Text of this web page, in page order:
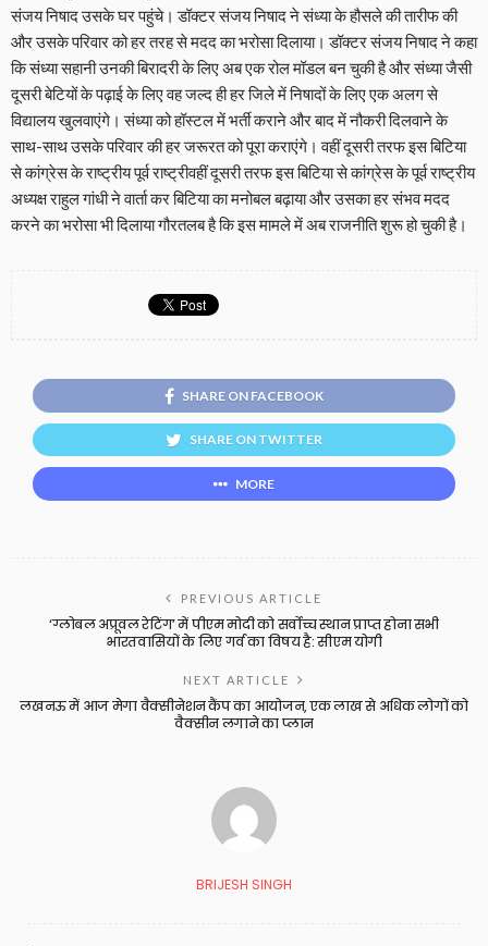
संजय निषाद उसके घर पहुंचे। डॉक्टर संजय निषाद ने संध्या के हौसले की तारीफ की
और उसके परिवार को हर तरह से मदद का भरोसा दिलाया। डॉक्टर संजय निषाद ने कहा
कि संध्या सहानी उनकी बिरादरी के लिए अब एक रोल मॉडल बन चुकी है और संध्या जैसी
दूसरी बेटियों के पढ़ाई के लिए वह जल्द ही हर जिले में निषादों के लिए एक अलग से
विद्यालय खुलवाएंगे। संध्या को हॉस्टल में भर्ती कराने और बाद में नौकरी दिलवाने के
साथ-साथ उसके परिवार की हर जरूरत को पूरा कराएंगे। वहीं दूसरी तरफ इस बिटिया
से कांग्रेस के राष्ट्रीय पूर्व राष्ट्रीवहीं दूसरी तरफ इस बिटिया से कांग्रेस के पूर्व राष्ट्रीय
अध्यक्ष राहुल गांधी ने वार्ता कर बिटिया का मनोबल बढ़ाया और उसका हर संभव मदद
करने का भरोसा भी दिलाया गौरतलब है कि इस मामले में अब राजनीति शुरू हो चुकी है।
SHARE ON FACEBOOK
SHARE ON TWITTER
MORE
PREVIOUS ARTICLE
‘ग्लोबल अप्रूवल रेटिंग’ में पीएम मोदी को सर्वोच्च स्थान प्राप्त होना सभी
भारतवासियों के लिए गर्व का विषय है: सीएम योगी
NEXT ARTICLE
लखनऊ में आज मेगा वैक्सीनेशन कैंप का आयोजन, एक लाख से अधिक लोगों को
वैक्सीन लगाने का प्लान
BRIJESH SINGH